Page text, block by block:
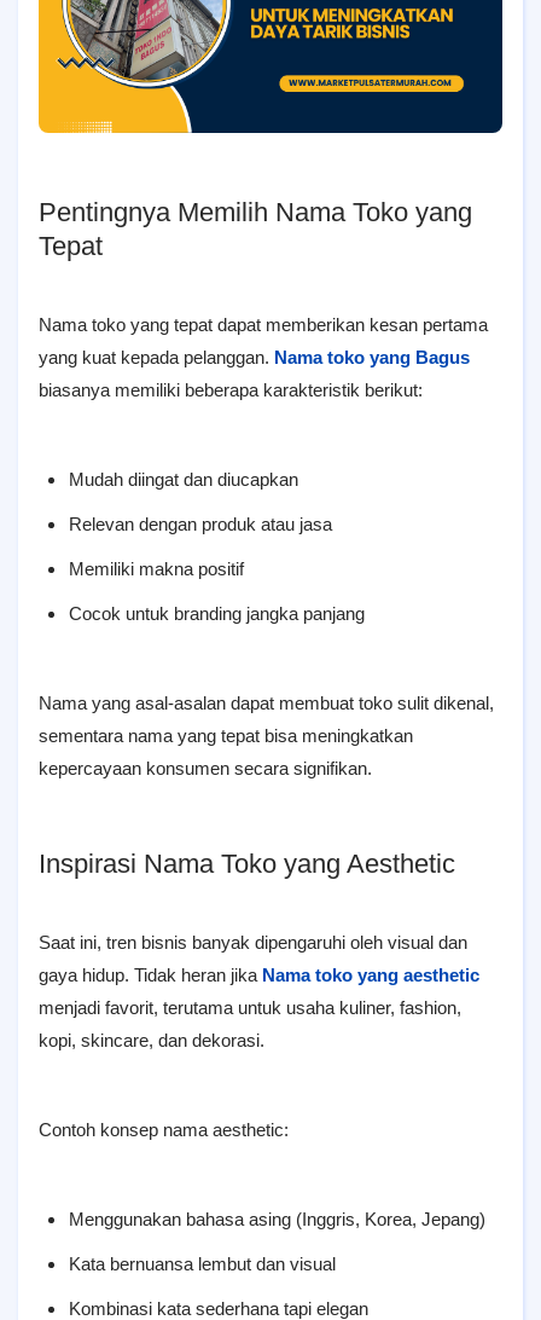
Pentingnya Memilih Nama Toko yang
Tepat
Nama toko yang tepat dapat memberikan kesan pertama
yang kuat kepada pelanggan. Nama toko yang Bagus
biasanya memiliki beberapa karakteristik berikut:
Mudah diingat dan diucapkan
Relevan dengan produk atau jasa
Memiliki makna positif
Cocok untuk branding jangka panjang
Nama yang asal-asalan dapat membuat toko sulit dikenal,
sementara nama yang tepat bisa meningkatkan
kepercayaan konsumen secara signifikan.
Inspirasi Nama Toko yang Aesthetic
Saat ini, tren bisnis banyak dipengaruhi oleh visual dan
gaya hidup. Tidak heran jika Nama toko yang aesthetic
menjadi favorit, terutama untuk usaha kuliner, fashion,
kopi, skincare, dan dekorasi.
Contoh konsep nama aesthetic:
Menggunakan bahasa asing (Inggris, Korea, Jepang)
Kata bernuansa lembut dan visual
Kombinasi kata sederhana tapi elegan